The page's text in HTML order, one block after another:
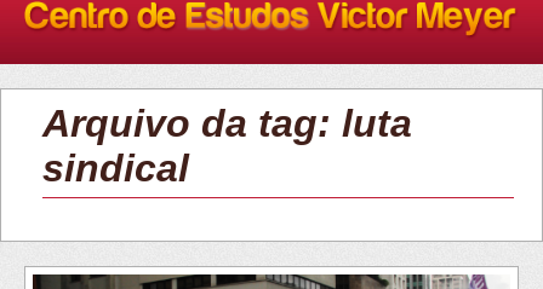
Arquivo da tag: luta
sindical